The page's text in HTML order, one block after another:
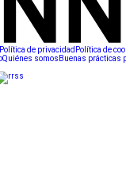
Política de privacidad Política de
Quiénes somos Buenas prácticas